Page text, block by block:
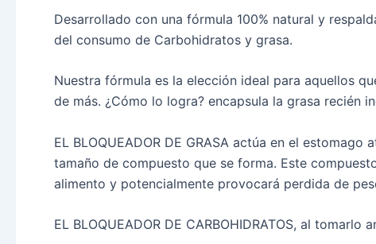
Desarrollado con una fórmula 100% natural y
del consumo de Carbohidratos y grasa.
Nuestra fórmula es la elección ideal para aquellos
de más. ¿Cómo lo logra? encapsula la grasa recién
EL BLOQUEADOR DE GRASA actúa en el
tamaño de compuesto que se forma. Este
alimento y potencialmente provocará perdida de
EL BLOQUEADOR DE CARBOHIDRATOS, al